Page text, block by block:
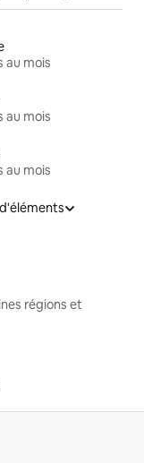
au mois
au mois
au mois
régions et